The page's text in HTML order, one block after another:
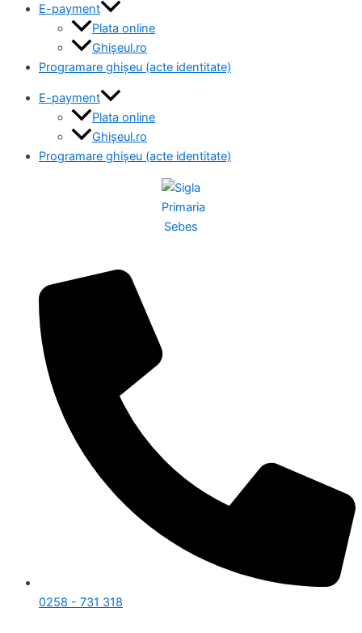
E-payment
Plata online
Ghișeul.ro
Programare ghișeu (acte identitate)
E-payment
Plata online
Ghișeul.ro
Programare ghișeu (acte identitate)
0258 - 731 318